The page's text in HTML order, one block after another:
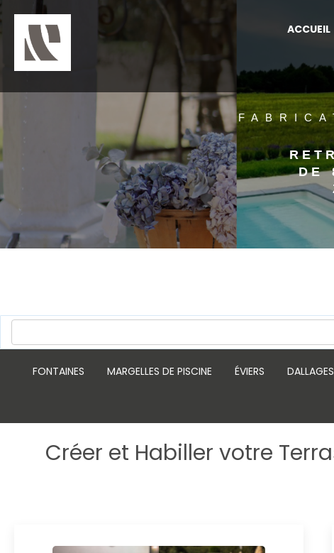
ACCUEIL
DE
FONTAINES MARGELLES DE PISCINE ÉVIERS DALLAGES
Créer et Habiller votre